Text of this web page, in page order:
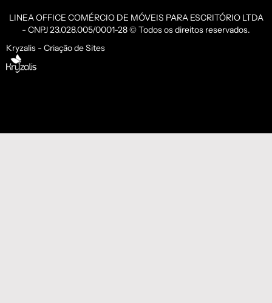
LINEA OFFICE COMÉRCIO DE MÓVEIS PARA ESCRITÓRIO LTDA
- CNPJ 23.028.005/0001-28 © Todos os direitos reservados.
Kryzalis - Criação de Sites